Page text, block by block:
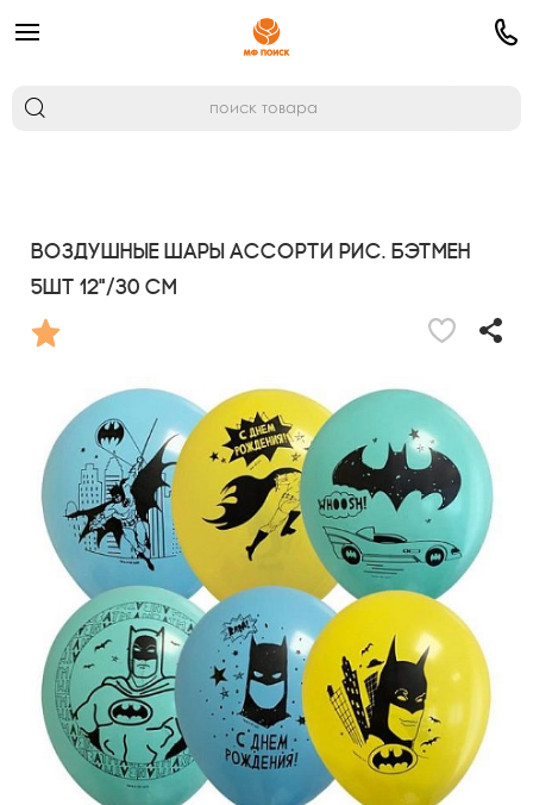
Воздушные шары ассорти рис. Бэтмен
5шт 12"/30 см